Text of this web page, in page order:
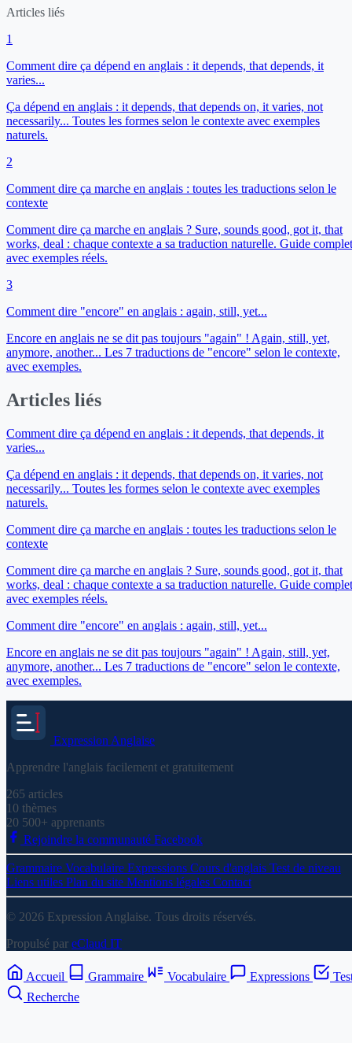
Articles liés
1
Comment dire ça dépend en anglais : it depends, that depends, it
varies...
Ça dépend en anglais : it depends, that depends on, it varies, not
necessarily... Toutes les formes selon le contexte avec exemples
naturels.
2
Comment dire ça marche en anglais : toutes les traductions selon le
contexte
Comment dire ça marche en anglais ? Sure, sounds good, got it, that
works, deal : chaque contexte a sa traduction naturelle. Guide complet
avec exemples réels.
3
Comment dire "encore" en anglais : again, still, yet...
Encore en anglais ne se dit pas toujours "again" ! Again, still, yet,
anymore, another... Les 7 traductions de "encore" selon le contexte,
avec exemples.
Articles liés
Comment dire ça dépend en anglais : it depends, that depends, it
varies...
Ça dépend en anglais : it depends, that depends on, it varies, not
necessarily... Toutes les formes selon le contexte avec exemples
naturels.
Comment dire ça marche en anglais : toutes les traductions selon le
contexte
Comment dire ça marche en anglais ? Sure, sounds good, got it, that
works, deal : chaque contexte a sa traduction naturelle. Guide complet
avec exemples réels.
Comment dire "encore" en anglais : again, still, yet...
Encore en anglais ne se dit pas toujours "again" ! Again, still, yet,
anymore, another... Les 7 traductions de "encore" selon le contexte,
avec exemples.
Expression Anglaise
Apprendre l'anglais facilement et gratuitement
265 articles
10 thèmes
20 500+ apprenants
Rejoindre la communauté Facebook
Grammaire Vocabulaire Expressions Cours d'anglais Test de niveau
Liens utiles Plan du site Mentions légales Contact
© 2026 Expression Anglaise. Tous droits réservés.
Propulsé par eClaud IT
Accueil Grammaire Vocabulaire Expressions
Recherche